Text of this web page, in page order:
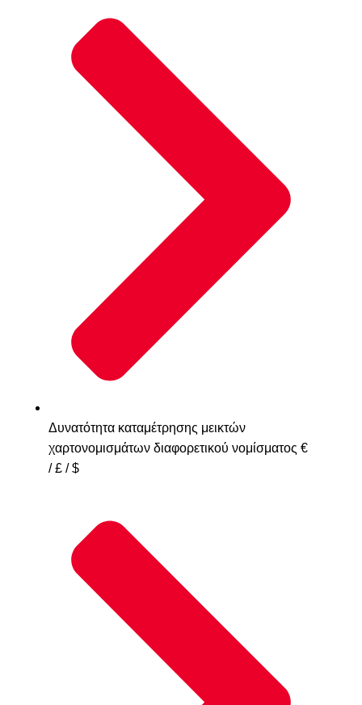
Δυνατότητα καταμέτρησης μεικτών
χαρτονομισμάτων διαφορετικού νομίσματος €
/ £ / $